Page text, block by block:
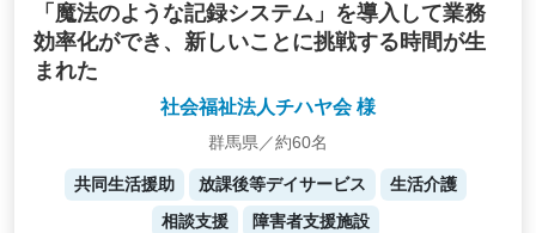
「魔法のような記録システム」を導入して業務
効率化ができ、新しいことに挑戦する時間が生
まれた
社会福祉法人チハヤ会 様
群馬県／約60名
共同生活援助 放課後等デイサービス
生活介護
相談支援
障害者支援施設